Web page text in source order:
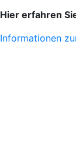
Hier erfahren
Informationen